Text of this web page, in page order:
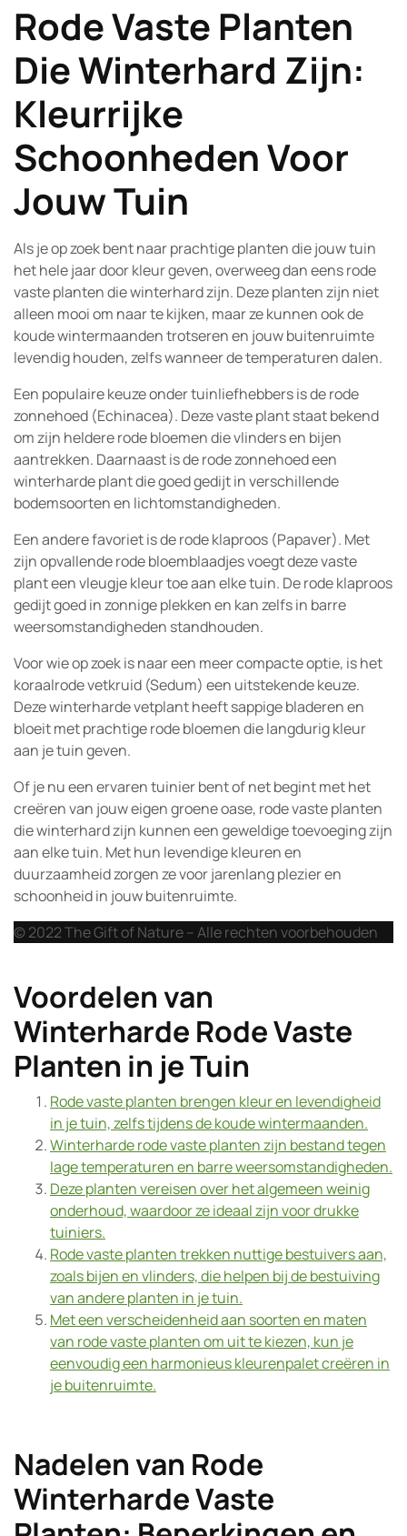
2026
Rode Vaste Planten
Die Winterhard Zijn:
Kleurrijke
Schoonheden Voor
Jouw Tuin
Als je op zoek bent naar prachtige planten die jouw tuin
het hele jaar door kleur geven, overweeg dan eens rode
vaste planten die winterhard zijn. Deze planten zijn niet
alleen mooi om naar te kijken, maar ze kunnen ook de
koude wintermaanden trotseren en jouw buitenruimte
levendig houden, zelfs wanneer de temperaturen dalen.
Een populaire keuze onder tuinliefhebbers is de rode
zonnehoed (Echinacea). Deze vaste plant staat bekend
om zijn heldere rode bloemen die vlinders en bijen
aantrekken. Daarnaast is de rode zonnehoed een
winterharde plant die goed gedijt in verschillende
bodemsoorten en lichtomstandigheden.
Een andere favoriet is de rode klaproos (Papaver). Met
zijn opvallende rode bloemblaadjes voegt deze vaste
plant een vleugje kleur toe aan elke tuin. De rode klaproos
gedijt goed in zonnige plekken en kan zelfs in barre
weersomstandigheden standhouden.
Voor wie op zoek is naar een meer compacte optie, is het
koraalrode vetkruid (Sedum) een uitstekende keuze.
Deze winterharde vetplant heeft sappige bladeren en
bloeit met prachtige rode bloemen die langdurig kleur
aan je tuin geven.
Of je nu een ervaren tuinier bent of net begint met het
creëren van jouw eigen groene oase, rode vaste planten
die winterhard zijn kunnen een geweldige toevoeging zijn
aan elke tuin. Met hun levendige kleuren en
duurzaamheid zorgen ze voor jarenlang plezier en
schoonheid in jouw buitenruimte.
© 2022 The Gift of Nature – Alle rechten voorbehouden
Voordelen van
Winterharde Rode Vaste
Planten in je Tuin
Rode vaste planten brengen kleur en levendigheid
in je tuin, zelfs tijdens de koude wintermaanden.
Winterharde rode vaste planten zijn bestand tegen
lage temperaturen en barre weersomstandigheden.
Deze planten vereisen over het algemeen weinig
onderhoud, waardoor ze ideaal zijn voor drukke
tuiniers.
Rode vaste planten trekken nuttige bestuivers aan,
zoals bijen en vlinders, die helpen bij de bestuiving
van andere planten in je tuin.
Met een verscheidenheid aan soorten en maten
van rode vaste planten om uit te kiezen, kun je
eenvoudig een harmonieus kleurenpalet creëren in
je buitenruimte.
Nadelen van Rode
Winterharde Vaste